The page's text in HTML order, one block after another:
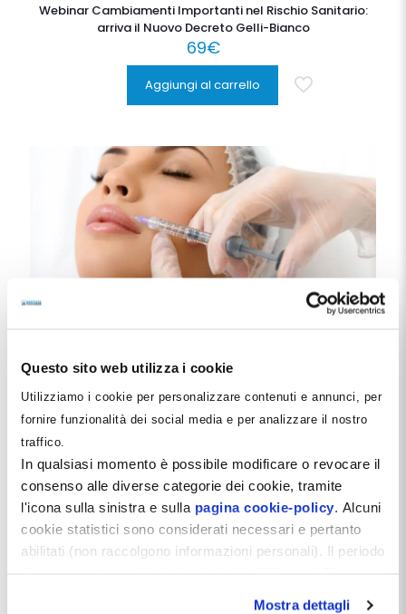
Questo sito web utilizza i cookie
Utilizziamo i cookie per personalizzare contenuti e annunci, per
fornire funzionalità dei social media e per analizzare il nostro
traffico.
In qualsiasi momento è possibile modificare o revocare il
consenso alle diverse categorie dei cookie, tramite
l'icona sulla sinistra e sulla pagina cookie-policy. Alcuni
cookie statistici sono considerati necessari e pertanto
abilitati (non raccolgono informazioni personali). Il periodo
Mostra dettagli
Webinar Cambiamenti Importanti nel Rischio Sanitario:
arriva il Nuovo Decreto Gelli-Bianco
69€
Aggiungi al carrello
Webinar “La Medicina Estetica Odontoiatrica, dal sorriso
al volto”
Aggiungi al carrello